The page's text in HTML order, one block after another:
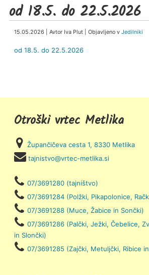
od 18.5. do 22.5.2026
15.05.2026 | Avtor Iva Plut | Objavljeno v Jedilniki
od 18.5. do 22.5.2026
Otroški vrtec Metlika
Župančičeva cesta 1, 8330 Metlika
tajnistvo@vrtec-metlika.si
07/3691280 (tajništvo)
07/3691284 (Polžki, Pikapolonice,
07/3691288 (Muce, Žabice in Sončki)
07/3691286 (Palčki, Ježki, Čebelice,
in Slončki)
07/3691285 (Zajčki, Metuljčki, Ribice